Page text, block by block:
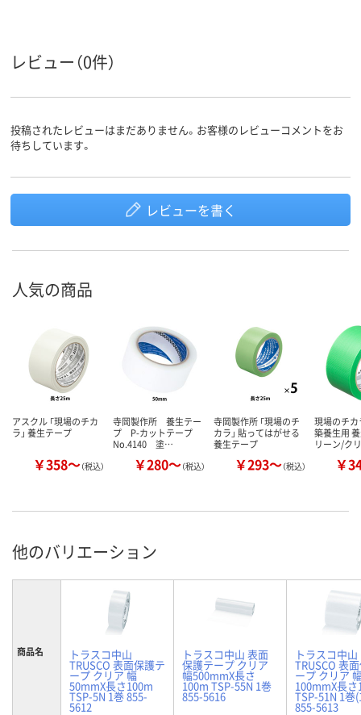
レビュー（0件）
投稿されたレビューはまだありません。お客様のレビューコメントをお
待ちしています。
レビューを書く
人気の商品
アスクル 「現場のチカ
ラ」 養生テープ
￥358～（税込）
寺岡製作所 養生テー
プ P-カットテープ
No.4140 塗…
￥280～（税込）
寺岡製作所 「現場のチ
カラ」 貼ってはがせる
養生テープ
￥293～（税込）
現場のチカ
築養生用
リーン/ク
￥
他のバリエーション
商品名 トラスコ中山
TRUSCO 表面保護テ
ープ クリア 幅
50mmX長さ100m
TSP-5N 1巻 855-
5612
トラスコ中山 表面
保護テープ クリア
幅500mmX長さ
100m TSP-55N 1巻
855-5616
トラスコ中山
TRUSCO 表
ープ クリア
100mmX長
TSP-51N 1巻
855-5613